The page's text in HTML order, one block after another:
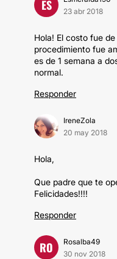
ES
23 abr 2018
Hola! El costo fue
procedimiento fue
es de 1 semana a
normal.
Responder
IreneZola
20 may 2018
Hola,
Que padre que te
Felicidades!!!!
Responder
RO
Rosalba49
30 nov 2018